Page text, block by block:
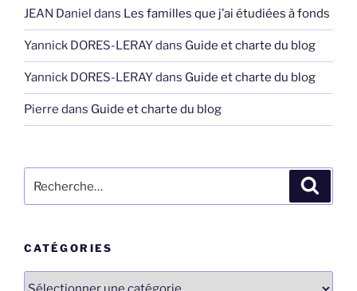
JEAN Daniel dans Les familles que j’ai étudiées à fonds
Yannick DORES-LERAYdans Guide et charte du blog
Yannick DORES-LERAYdans Guide et charte du blog
Pierre dans Guide et charte du blog
pour
CATÉGORIES
Catégories